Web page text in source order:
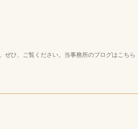
ぜひ、ご覧ください。当事務所のブログはこちら